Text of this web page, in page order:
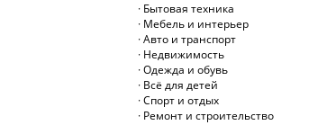
Бытовая техника
Мебель и интерьер
Авто и транспорт
Недвижимость
Одежда и обувь
Всё для детей
Спорт и отдых
Ремонт и строительство